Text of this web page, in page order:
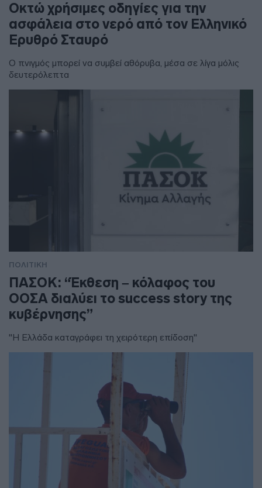
Οκτώ χρήσιμες οδηγίες για την
ασφάλεια στο νερό από τον Ελληνικό
Ερυθρό Σταυρό
Ο πνιγμός μπορεί να συμβεί αθόρυβα, μέσα σε λίγα μόλις
δευτερόλεπτα
ΠΟΛΙΤΙΚΗ
ΠΑΣΟΚ: “Έκθεση – κόλαφος του
ΟΟΣΑ διαλύει το success story της
κυβέρνησης”
"Η Ελλάδα καταγράφει τη χειρότερη επίδοση"